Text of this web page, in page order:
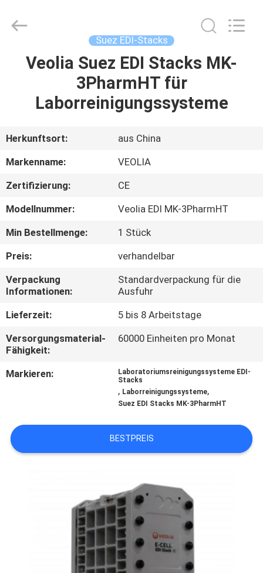
HAUS
PRODUKTE
ÜBER
UNS
FABRIK-
AUSFLUG
QUALITÄTSKONTROLLE
TRETEN
SIE
MIT
UNS
IN
NACHRICHTEN
Reserved.
Suez EDI-Stacks
Veolia Suez EDI Stacks MK-
3PharmHT für
Laborreinigungssysteme
Herkunftsort:
aus China
Markenname:
VEOLIA
Zertifizierung:
CE
Modellnummer:
Veolia EDI MK-3PharmHT
Min Bestellmenge:
1 Stück
Preis:
verhandelbar
Verpackung
Informationen:
Standardverpackung für die
Ausfuhr
Lieferzeit:
5 bis 8 Arbeitstage
Versorgungsmaterial-
Fähigkeit:
60000 Einheiten pro Monat
Markieren:
Laboratoriumsreinigungssysteme EDI-
Stacks
, Laborreinigungssysteme,
Suez EDI Stacks MK-3PharmHT
BESTPREIS